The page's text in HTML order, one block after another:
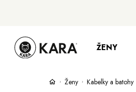
ŽENY
Ženy Kabelky a batohy